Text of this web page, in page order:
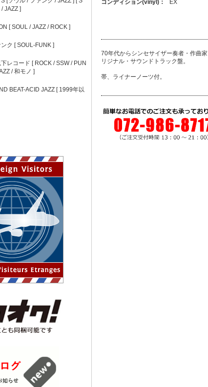
JAZZ ]
[ SOUL / JAZZ / ROCK ]
ク [ SOUL-FUNK ]
レコード [ ROCK / SSW / PUN
/ 和モノ ]
BEAT-ACID JAZZ [ 1999年以
コンディション(vinyl)：
EX
70年代からシンセサイザー奏者・作曲
リジナル・サウンドトラック盤。
帯、ライナーノーツ付。